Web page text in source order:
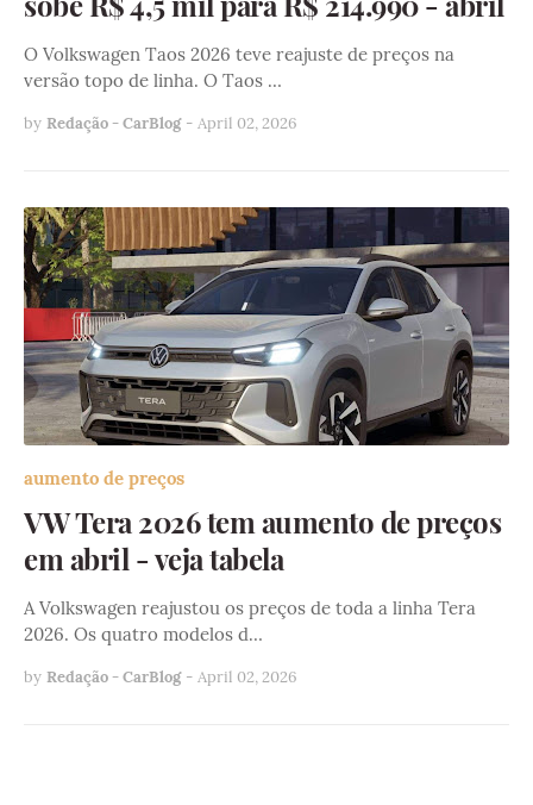
O Volkswagen Taos 2026 teve reajuste de preços na
versão topo de linha. O Taos …
by Redação - CarBlog - April 02, 2026
aumento de preços
VW Tera 2026 tem aumento de preços
em abril - veja tabela
A Volkswagen reajustou os preços de toda a linha Tera
2026. Os quatro modelos d…
by Redação - CarBlog - April 02, 2026